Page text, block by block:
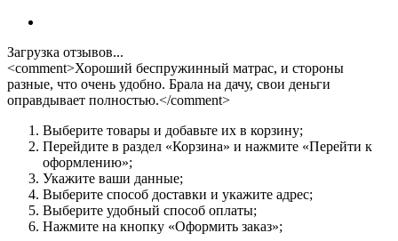
Загрузка отзывов...
<comment>Хороший беспружинный матрас, и стороны
разные, что очень удобно. Брала на дачу, свои деньги
оправдывает полностью.</comment>
Выберите товары и добавьте их в корзину;
Перейдите в раздел «Корзина» и нажмите «Перейти к
оформлению»;
Укажите ваши данные;
Выберите способ доставки и укажите адрес;
Выберите удобный способ оплаты;
Нажмите на кнопку «Оформить заказ»;